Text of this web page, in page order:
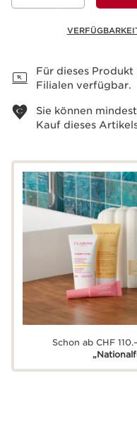
Für dieses Produkt
Filialen verfügbar.
Sie können
Kauf dieses
Schon ab CHF